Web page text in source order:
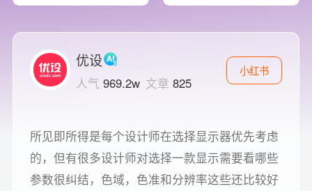
所见即所得是每个设计师在选择显示器优先考虑
的，但有很多设计师对选择一款显示需要看哪些
参数很纠结，色域，色准和分辨率这些还比较好
优设
人气 969.2w 文章 825
小红书